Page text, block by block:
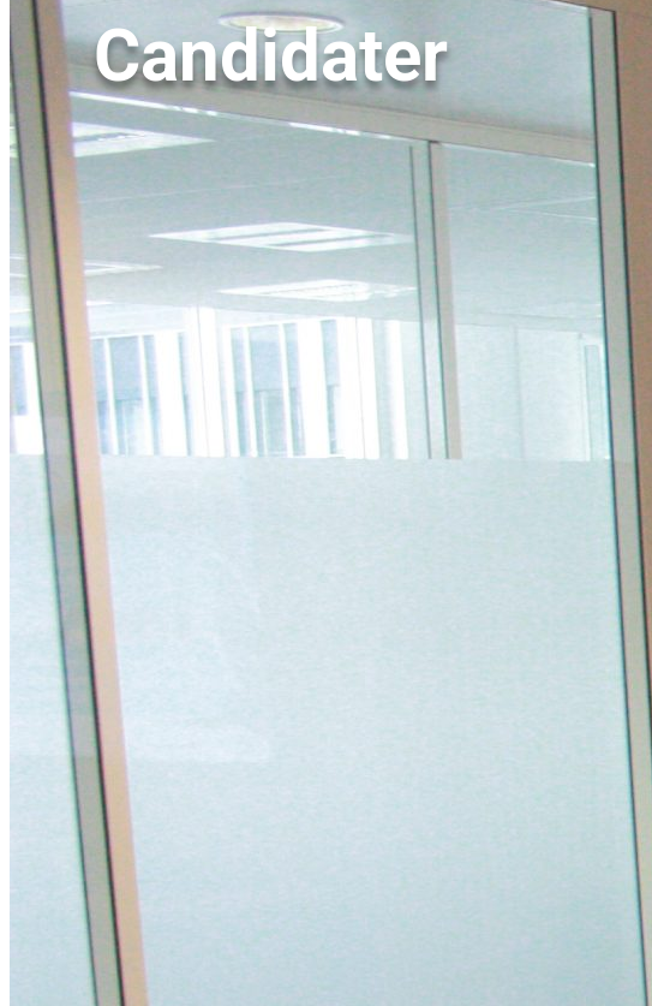
Candidater